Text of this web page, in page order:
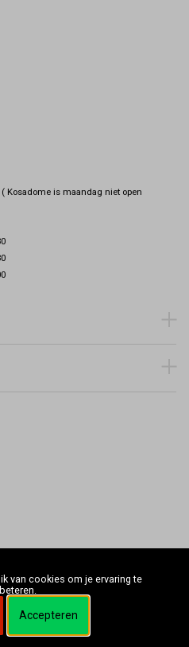
Kosadome is maandag niet open
van cookies om je ervaring te
Accepteren